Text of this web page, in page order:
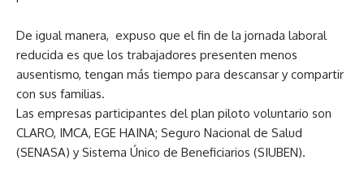
De igual manera, expuso que el fin de la jornada laboral
reducida es que los trabajadores presenten menos
ausentismo, tengan más tiempo para descansar y compartir
con sus familias.
Las empresas participantes del plan piloto voluntario son
CLARO, IMCA, EGE HAINA; Seguro Nacional de Salud
(SENASA) y Sistema Único de Beneficiarios (SIUBEN).